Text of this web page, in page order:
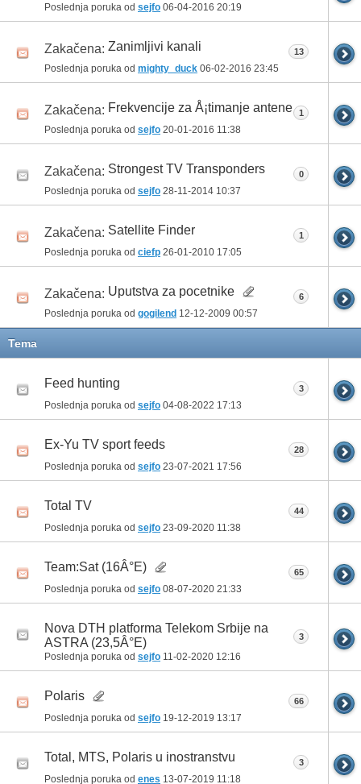
Poslednja poruka od sejfo 06-04-2016 20:19
Zakačena: Zanimljivi kanali
Poslednja poruka od mighty_duck 06-02-2016 23:45
13
Zakačena: Frekvencije za Å¡timanje antene
Poslednja poruka od sejfo 20-01-2016 11:38
1
Zakačena: Strongest TV Transponders
Poslednja poruka od sejfo 28-11-2014 10:37
0
Zakačena: Satellite Finder
Poslednja poruka od ciefp 26-01-2010 17:05
1
Zakačena: Uputstva za pocetnike
Poslednja poruka od gogilend 12-12-2009 00:57
6
Tema
Feed hunting
Poslednja poruka od sejfo 04-08-2022 17:13
3
Ex-Yu TV sport feeds
Poslednja poruka od sejfo 23-07-2021 17:56
28
Total TV
Poslednja poruka od sejfo 23-09-2020 11:38
44
Team:Sat (16Â°E)
Poslednja poruka od sejfo 08-07-2020 21:33
65
Nova DTH platforma Telekom Srbije na
ASTRA (23,5Â°E)
Poslednja poruka od sejfo 11-02-2020 12:16
3
Polaris
Poslednja poruka od sejfo 19-12-2019 13:17
66
Total, MTS, Polaris u inostranstvu
Poslednja poruka od enes 13-07-2019 11:18
3